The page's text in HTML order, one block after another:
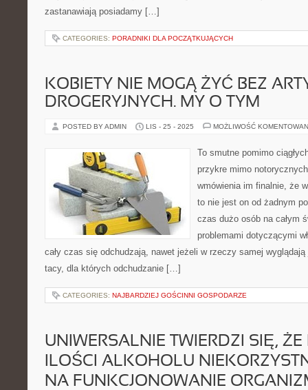
zastanawiają posiadamy […]
CATEGORIES: PORADNIKI DLA POCZĄTKUJĄCYCH
KOBIETY NIE MOGĄ ŻYĆ BEZ
DROGERYJNYCH. MY O TYM
POSTED BY ADMIN LIS - 25 - 2025 MOŻLIWOŚĆ
To smutne pomimo
przykre mimo
wmówienia im finalnie, że
to nie jest on od żadnym
czas dużo osób na całym
problemami dotyczącymi
cały czas się odchudzają, nawet jeżeli w rzeczy samej
tacy, dla których odchudzanie […]
CATEGORIES: NAJBARDZIEJ GOŚCINNI GOSPODARZE
UNIWERSALNIE TWIERDZI SIĘ, ŻE
ILOŚCI ALKOHOLU
NA FUNKCJONOWANIE